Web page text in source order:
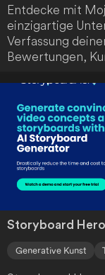
Entdecke mit
einzigartige
Verfassung
Bewertungen,
Storyboard Hero
Generative Kunst